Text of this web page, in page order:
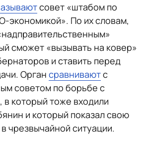
совет «штабом по
экономикой». По их словам,
сможет «вызывать на ковер»
и ставить перед
Орган сравниваютс
советом по борьбе с
в который тоже входили
и который показал свою
чрезвычайной ситуации.